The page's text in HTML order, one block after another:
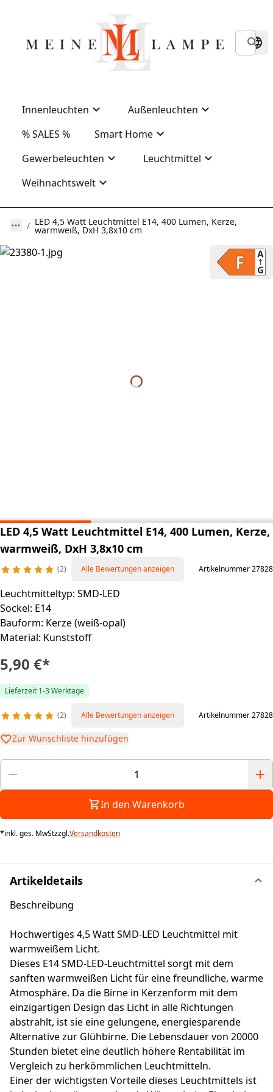
Innenleuchten
Außenleuchten
% SALES %
Smart Home
Gewerbeleuchten
Leuchtmittel
Weihnachtswelt
LED 4,5 Watt Leuchtmittel E14, 400 Lumen, Kerze,
warmweiß, DxH 3,8x10 cm
LED 4,5 Watt Leuchtmittel E14, 400 Lumen, Kerze,
warmweiß, DxH 3,8x10 cm
2 Alle Bewertungen anzeigen Artikelnummer 27828
Leuchtmitteltyp: SMD-LED
Sockel: E14
Bauform: Kerze (weiß-opal)
Material: Kunststoff
5,90 €*
Lieferzeit 1-3 Werktage
2 Alle Bewertungen anzeigen Artikelnummer 27828
Zur Wunschliste hinzufügen
In den Warenkorb
*inkl. ges. MwStzzgl.Versandkosten
Artikeldetails
Beschreibung
Hochwertiges 4,5 Watt SMD-LED Leuchtmittel mit
warmweißem Licht.
Dieses E14 SMD-LED-Leuchtmittel sorgt mit dem
sanften warmweißen Licht für eine freundliche, warme
Atmosphäre. Da die Birne in Kerzenform mit dem
einzigartigen Design das Licht in alle Richtungen
abstrahlt, ist sie eine gelungene, energiesparende
Alternative zur Glühbirne. Die Lebensdauer von 20000
Stunden bietet eine deutlich höhere Rentabilität im
Vergleich zu herkömmlichen Leuchtmitteln.
Einer der wichtigsten Vorteile dieses Leuchtmittels ist